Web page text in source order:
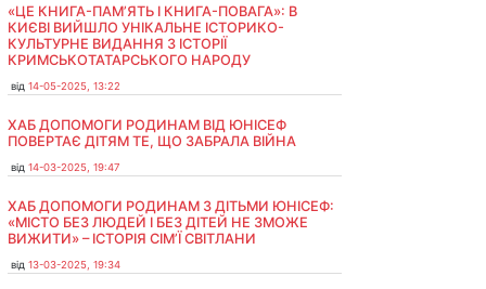
«ЦЕ КНИГА-ПАМ’ЯТЬ І КНИГА-ПОВАГА»: В
КИЄВІ ВИЙШЛО УНІКАЛЬНЕ ІСТОРИКО-
КУЛЬТУРНЕ ВИДАННЯ З ІСТОРІЇ
КРИМСЬКОТАТАРСЬКОГО НАРОДУ
від 14-05-2025, 13:22
ХАБ ДОПОМОГИ РОДИНАМ ВІД ЮНІСЕФ
ПОВЕРТАЄ ДІТЯМ ТЕ, ЩО ЗАБРАЛА ВІЙНА
від 14-03-2025, 19:47
ХАБ ДОПОМОГИ РОДИНАМ З ДІТЬМИ ЮНІСЕФ:
«МІСТО БЕЗ ЛЮДЕЙ І БЕЗ ДІТЕЙ НЕ ЗМОЖЕ
ВИЖИТИ» – ІСТОРІЯ СІМʼЇ СВІТЛАНИ
від 13-03-2025, 19:34